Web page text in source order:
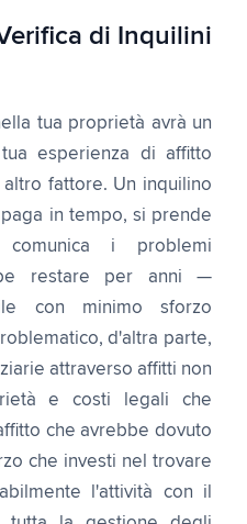
di Inquilini
tua proprietà avrà un
esperienza di affitto
fattore. Un inquilino
in tempo, si prende
i problemi
restare per anni —
con minimo sforzo
d'altra parte,
attraverso affitti non
e costi legali che
che avrebbe dovuto
che investi nel trovare
l'attività con il